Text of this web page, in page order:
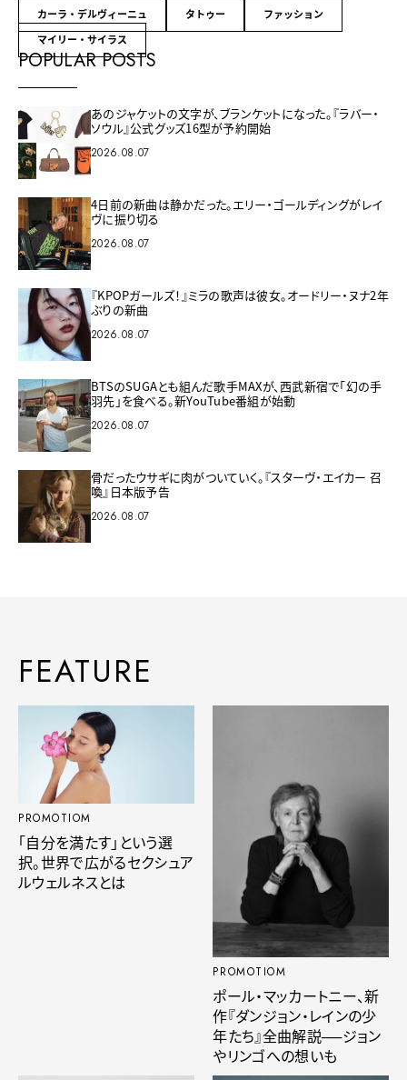
カーラ・デルヴィーニュ タトゥー
ファッション
マイリー・サイラス
POPULAR POSTS
あのジャケットの文字が、ブランケットになった。『ラバー・
ソウル』公式グッズ16型が予約開始
2026.08.07
4日前の新曲は静かだった。エリー・ゴールディングがレイ
ヴに振り切る
2026.08.07
『KPOPガールズ！』ミラの歌声は彼女。オードリー・ヌナ2年
ぶりの新曲
2026.08.07
BTSのSUGAとも組んだ歌手MAXが、西武新宿で「幻の手
羽先」を食べる。新YouTube番組が始動
2026.08.07
骨だったウサギに肉がついていく。『スターヴ・エイカー 召
喚』日本版予告
2026.08.07
FEATURE
PROMOTIOM
「自分を満たす」という選
択。世界で広がるセクシュア
ルウェルネスとは
PROMOTIOM
ポール・マッカートニー、新
作『ダンジョン・レインの少
年たち』全曲解説──ジョン
やリンゴへの想いも